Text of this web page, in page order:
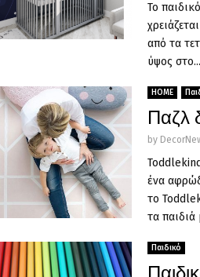
Το
από τα
ύψος στο...
HOME
Παζλ
by
ένα
το
τα
Παιδικό